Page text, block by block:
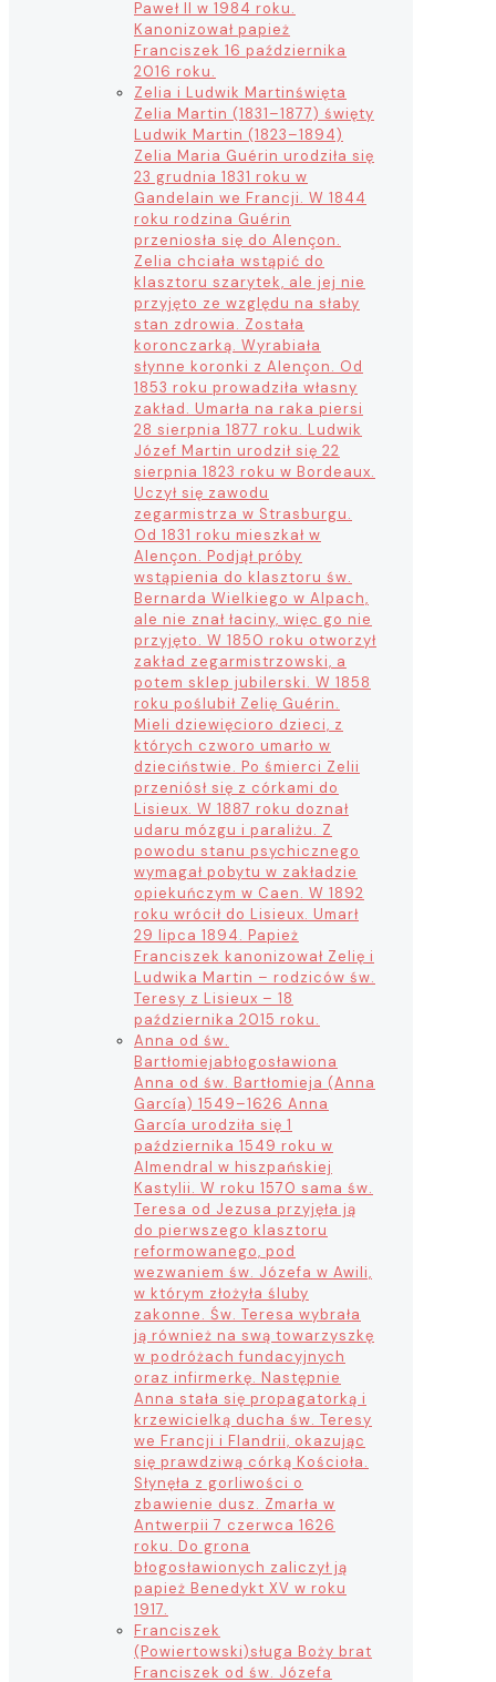
Paweł II w 1984 roku.
Kanonizował papież
Franciszek 16 października
2016 roku.
Zelia i Ludwik Martinświęta
Zelia Martin (1831–1877) święty
Ludwik Martin (1823–1894)
Zelia Maria Guérin urodziła się
23 grudnia 1831 roku w
Gandelain we Francji. W 1844
roku rodzina Guérin
przeniosła się do Alençon.
Zelia chciała wstąpić do
klasztoru szarytek, ale jej nie
przyjęto ze względu na słaby
stan zdrowia. Została
koronczarką. Wyrabiała
słynne koronki z Alençon. Od
1853 roku prowadziła własny
zakład. Umarła na raka piersi
28 sierpnia 1877 roku. Ludwik
Józef Martin urodził się 22
sierpnia 1823 roku w Bordeaux.
Uczył się zawodu
zegarmistrza w Strasburgu.
Od 1831 roku mieszkał w
Alençon. Podjął próby
wstąpienia do klasztoru św.
Bernarda Wielkiego w Alpach,
ale nie znał łaciny, więc go nie
przyjęto. W 1850 roku otworzył
zakład zegarmistrzowski, a
potem sklep jubilerski. W 1858
roku poślubił Zelię Guérin.
Mieli dziewięcioro dzieci, z
których czworo umarło w
dzieciństwie. Po śmierci Zelii
przeniósł się z córkami do
Lisieux. W 1887 roku doznał
udaru mózgu i paraliżu. Z
powodu stanu psychicznego
wymagał pobytu w zakładzie
opiekuńczym w Caen. W 1892
roku wrócił do Lisieux. Umarł
29 lipca 1894. Papież
Franciszek kanonizował Zelię i
Ludwika Martin – rodziców św.
Teresy z Lisieux – 18
października 2015 roku.
Anna od św.
Bartłomiejabłogosławiona
Anna od św. Bartłomieja (Anna
García) 1549–1626 Anna
García urodziła się 1
października 1549 roku w
Almendral w hiszpańskiej
Kastylii. W roku 1570 sama św.
Teresa od Jezusa przyjęła ją
do pierwszego klasztoru
reformowanego, pod
wezwaniem św. Józefa w Awili,
w którym złożyła śluby
zakonne. Św. Teresa wybrała
ją również na swą towarzyszkę
w podróżach fundacyjnych
oraz infirmerkę. Następnie
Anna stała się propagatorką i
krzewicielką ducha św. Teresy
we Francji i Flandrii, okazując
się prawdziwą córką Kościoła.
Słynęła z gorliwości o
zbawienie dusz. Zmarła w
Antwerpii 7 czerwca 1626
roku. Do grona
błogosławionych zaliczył ją
papież Benedykt XV w roku
1917.
Franciszek
(Powiertowski)sługa Boży brat
Franciszek od św. Józefa